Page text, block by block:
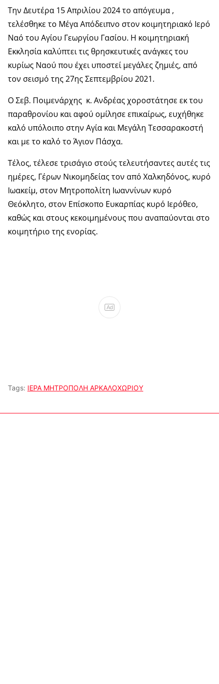
Την Δευτέρα 15 Απριλίου 2024 το απόγευμα ,
τελέσθηκε το Μέγα Απόδειπνο στον κοιμητηριακό Ιερό
Ναό του Αγίου Γεωργίου Γασίου. Η κοιμητηριακή
Εκκλησία καλύπτει τις θρησκευτικές ανάγκες του
κυρίως Ναού που έχει υποστεί μεγάλες ζημιές, από
τον σεισμό της 27ης Σεπτεμβρίου 2021.
Ο Σεβ. Ποιμενάρχης κ. Ανδρέας χοροστάτησε εκ του
παραθρονίου και αφού ομίλησε επικαίρως, ευχήθηκε
καλό υπόλοιπο στην Αγία και Μεγάλη Τεσσαρακοστή
και με το καλό το Άγιον Πάσχα.
Τέλος, τέλεσε τρισάγιο στούς τελευτήσαντες αυτές τις
ημέρες, Γέρων Νικομηδείας τον από Χαλκηδόνος, κυρό
Ιωακείμ, στον Μητροπολίτη Ιωαννίνων κυρό
Θεόκλητο, στον Επίσκοπο Ευκαρπίας κυρό Ιερόθεο,
καθώς και στους κεκοιμημένους που αναπαύονται στο
κοιμητήριο της ενορίας.
Ad
Tags: ΙΕΡΑ ΜΗΤΡΟΠΟΛΗ ΑΡΚΑΛΟΧΩΡΙΟΥ